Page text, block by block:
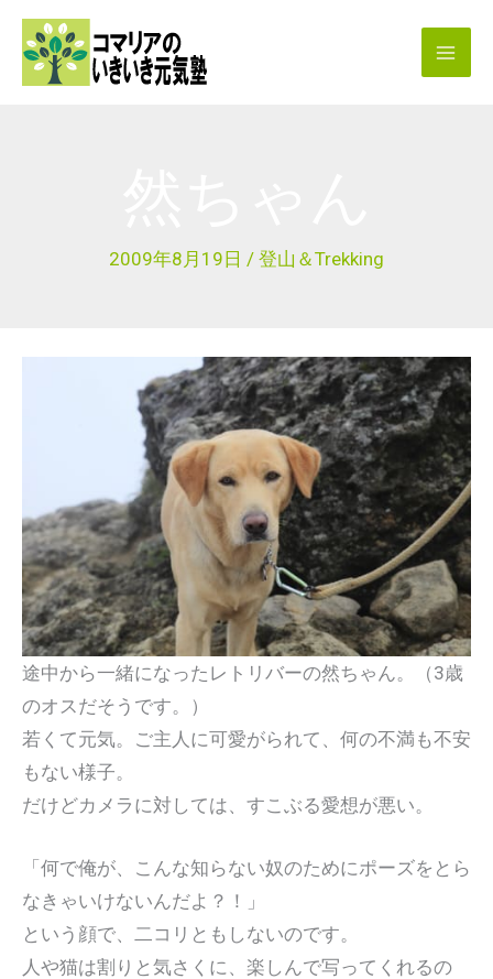
2009年8月19日 / 登山＆Trekking
途中から一緒になったレトリバーの然ちゃん。（3歳
のオスだそうです。）
若くて元気。ご主人に可愛がられて、何の不満も不安
もない様子。
だけどカメラに対しては、すこぶる愛想が悪い。
「何で俺が、こんな知らない奴のためにポーズをとら
なきゃいけないんだよ？！」
という顔で、二コリともしないのです。
人や猫は割りと気さくに、楽しんで写ってくれるの